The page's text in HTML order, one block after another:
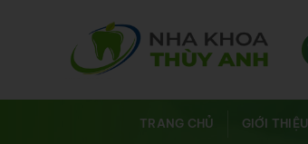
TRANG CHỦ GIỚI THIỆU